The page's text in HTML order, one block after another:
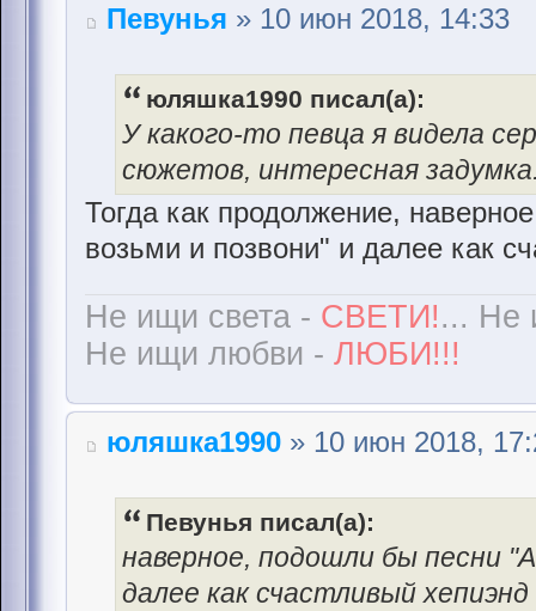
Певунья » 10 июн 2018, 14:33
юляшка1990 писал(а):
У какого-то певца я видела
сюжетов, интересная
Тогда как продолжение,
возьми и позвони" и далее как
Не ищи света - СВЕТИ!... Не
Не ищи любви - ЛЮБИ!!!
юляшка1990 » 10 июн 2018,
Певунья писал(а):
наверное, подошли бы песни
далее как счастливый